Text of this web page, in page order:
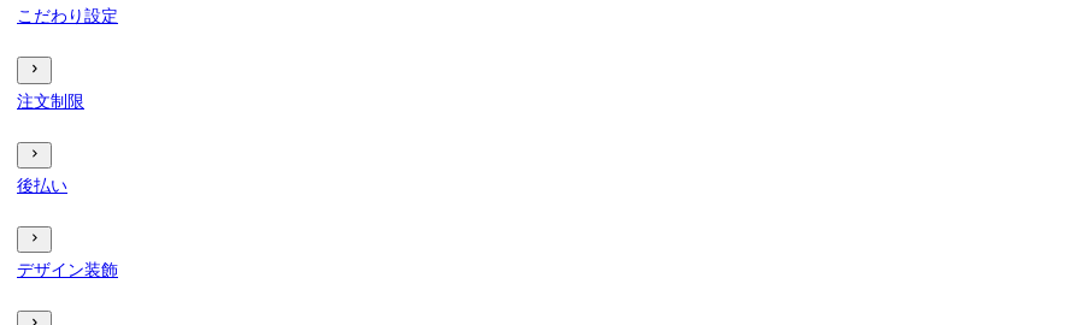
こだわり設定
注文制限
後払い
デザイン装飾